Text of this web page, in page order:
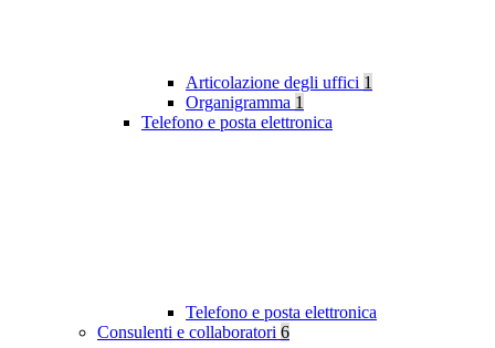
Articolazione degli uffici 1
Organigramma 1
Telefono e posta elettronica
Telefono e posta elettronica
Consulenti e collaboratori 6